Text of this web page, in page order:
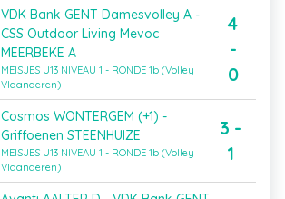
VDK Bank GENT Damesvolley A -
CSS Outdoor Living Mevoc
MEERBEKE A
MEISJES U13 NIVEAU 1 - RONDE 1b (Volley
Vlaanderen)
4
-
0
Cosmos WONTERGEM (+1) -
Griffoenen STEENHUIZE
MEISJES U13 NIVEAU 1 - RONDE 1b (Volley
Vlaanderen)
3 -
1